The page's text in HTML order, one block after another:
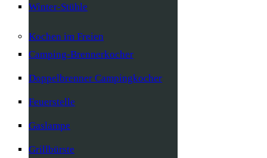
Winter-Stühle
Kochen im Freien
Camping-Brennerkocher
Doppelbrenner Campingkocher
Feuerstelle
Gaslampe
Grillbürste